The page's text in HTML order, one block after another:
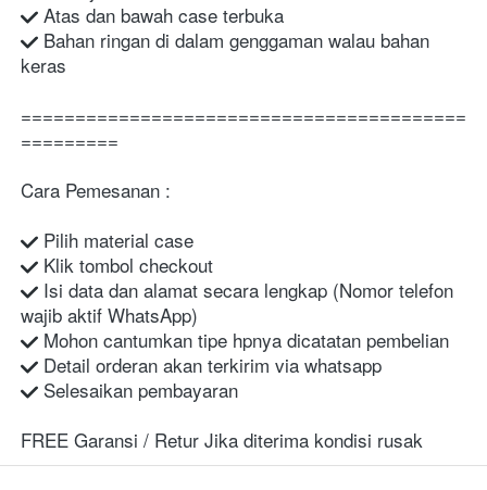
Atas dan bawah case terbuka
Bahan ringan di dalam genggaman walau bahan
keras
=========================================
=========
Cara Pemesanan :
Pilih material case
Klik tombol checkout
Isi data dan alamat secara lengkap (Nomor telefon
wajib aktif WhatsApp)
Mohon cantumkan tipe hpnya dicatatan pembelian
Detail orderan akan terkirim via whatsapp
Selesaikan pembayaran
FREE Garansi / Retur Jika diterima kondisi rusak